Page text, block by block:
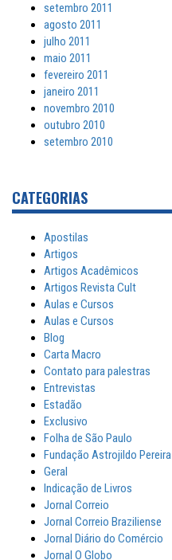
setembro 2011
agosto 2011
julho 2011
maio 2011
fevereiro 2011
janeiro 2011
novembro 2010
outubro 2010
setembro 2010
CATEGORIAS
Apostilas
Artigos
Artigos Acadêmicos
Artigos Revista Cult
Aulas e Cursos
Aulas e Cursos
Blog
Carta Macro
Contato para palestras
Entrevistas
Estadão
Exclusivo
Folha de São Paulo
Fundação Astrojildo Pereira
Geral
Indicação de Livros
Jornal Correio
Jornal Correio Braziliense
Jornal Diário do Comércio
Jornal O Globo